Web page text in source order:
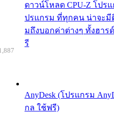
ดาวน์โหลด CPU-Z โปร
ปรแกรม ที่ทุกคน น่าจะมีติ
มถึงบอกค่าต่างๆ ทั้งฮาร
รี
AnyDesk (โปรแกรม
กล ใช้ฟรี)